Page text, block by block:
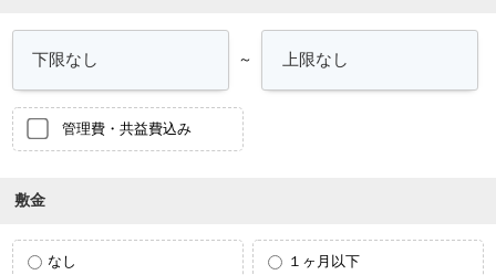
～
管理費・共益費込み
敷金
なし １ヶ月以下